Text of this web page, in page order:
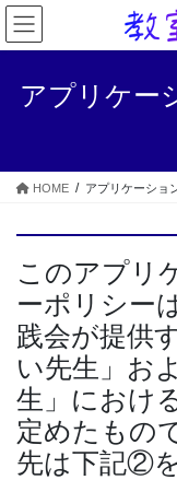
コ
ン
テ
キ
ナ
ビ
ゲ
に
アプリケー
HOME アプリケーショ
このアプリ
ーポリシー
践会が提供
い先生」お
生」におけ
定めたもの
先は下記②